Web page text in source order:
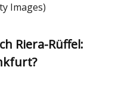
Images)
Riera-Rüffel: